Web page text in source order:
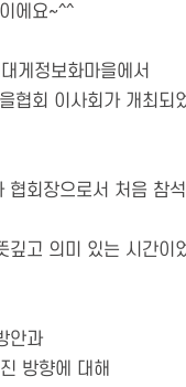
에요~^^
게정보화마을에서
협회 이사회가 개최되
협회장으로서 처음 참
깊고 의미 있는 시간이
안과
방향에 대해